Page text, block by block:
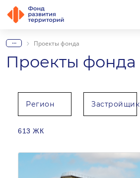
... Проекты фонда
Проекты фонда
Регион Застройщик
613 ЖК